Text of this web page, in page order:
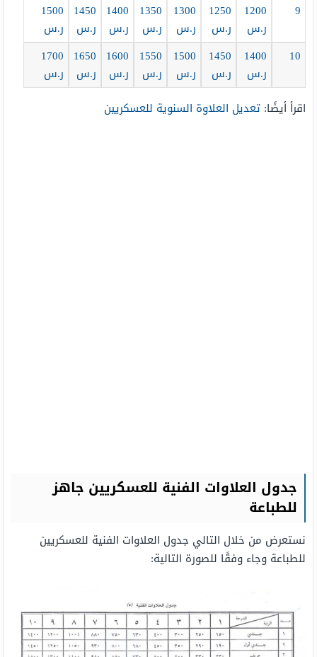
9
1200
ر.س
1250
ر.س
1300
ر.س
1350
ر.س
1400
ر.س
1450
ر.س
1500
ر.س
10
1400
ر.س
1450
ر.س
1500
ر.س
1550
ر.س
1600
ر.س
1650
ر.س
1700
ر.س
اقرأ أيضًا: تعديل العلاوة السنوية للعسكريين
جدول العلاوات الفنية للعسكريين جاهز
للطباعة
نستعرض من خلال التالي جدول العلاوات الفنية للعسكريين
للطباعة وجاء وفقًا للصورة التالية: